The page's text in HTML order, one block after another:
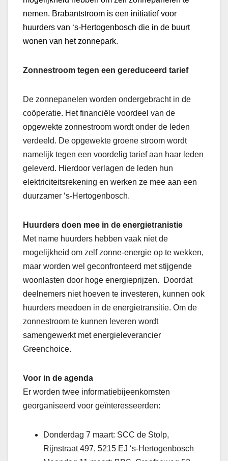
nemen. Brabantstroom is een initiatief voor
huurders van ‘s-Hertogenbosch die in de buurt
wonen van het zonnepark.
Zonnestroom tegen een gereduceerd tarief
De zonnepanelen worden ondergebracht in de
coöperatie. Het financiële voordeel van de
opgewekte zonnestroom wordt onder de leden
verdeeld. De opgewekte groene stroom wordt
namelijk tegen een voordelig tarief aan haar leden
geleverd. Hierdoor verlagen de leden hun
elektriciteitsrekening en werken ze mee aan een
duurzamer ‘s-Hertogenbosch.
Huurders doen mee in de energietranistie
Met name huurders hebben vaak niet de
mogelijkheid om zelf zonne-energie op te wekken,
maar worden wel geconfronteerd met stijgende
woonlasten door hoge energieprijzen. Doordat
deelnemers niet hoeven te investeren, kunnen ook
huurders meedoen in de energietransitie. Om de
zonnestroom te kunnen leveren wordt
samengewerkt met energieleverancier
Greenchoice.
Voor in de agenda
Er worden twee informatiebijeenkomsten
georganiseerd voor geïnteresseerden:
Donderdag 7 maart: SCC de Stolp,
Rijnstraat 497, 5215 EJ ‘s-Hertogenbosch